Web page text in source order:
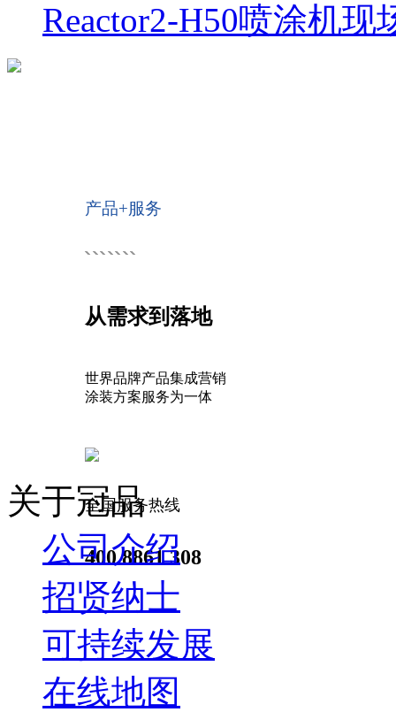
Reactor2-H50喷涂机现
产品+服务
从需求到落地
世界品牌产品集成营销
涂装方案服务为一体
全国服务热线
400 8861 308
关于冠品
公司介绍
招贤纳士
可持续发展
在线地图